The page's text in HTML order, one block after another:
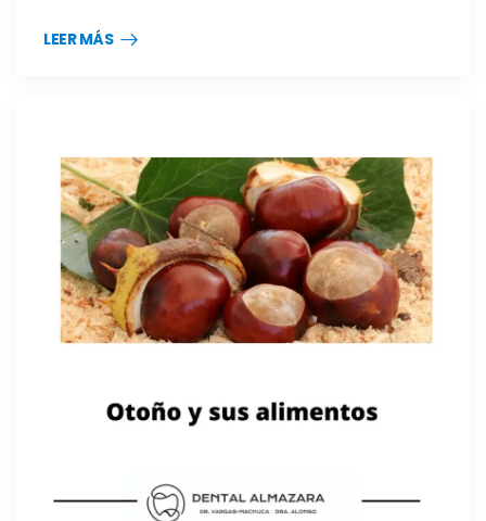
LEER MÁS